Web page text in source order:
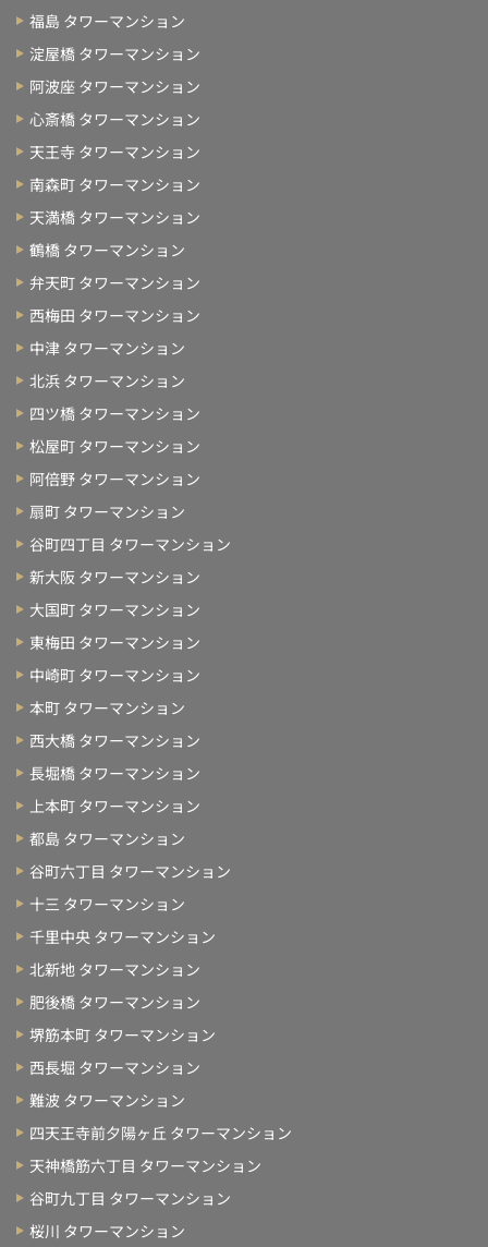
福島 タワーマンション
淀屋橋 タワーマンション
阿波座 タワーマンション
心斎橋 タワーマンション
天王寺 タワーマンション
南森町 タワーマンション
天満橋 タワーマンション
鶴橋 タワーマンション
弁天町 タワーマンション
西梅田 タワーマンション
中津 タワーマンション
北浜 タワーマンション
四ツ橋 タワーマンション
松屋町 タワーマンション
阿倍野 タワーマンション
扇町 タワーマンション
谷町四丁目 タワーマンション
新大阪 タワーマンション
大国町 タワーマンション
東梅田 タワーマンション
中崎町 タワーマンション
本町 タワーマンション
西大橋 タワーマンション
長堀橋 タワーマンション
上本町 タワーマンション
都島 タワーマンション
谷町六丁目 タワーマンション
十三 タワーマンション
千里中央 タワーマンション
北新地 タワーマンション
肥後橋 タワーマンション
堺筋本町 タワーマンション
西長堀 タワーマンション
難波 タワーマンション
四天王寺前夕陽ヶ丘 タワーマンション
天神橋筋六丁目 タワーマンション
谷町九丁目 タワーマンション
桜川 タワーマンション